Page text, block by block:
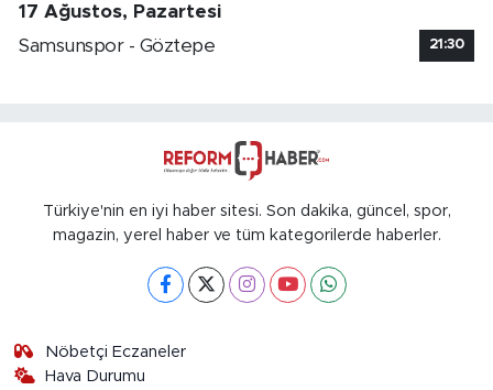
17 Ağustos, Pazartesi
Samsunspor - Göztepe
21:30
Türkiye'nin en iyi haber sitesi. Son dakika, güncel, spor,
magazin, yerel haber ve tüm kategorilerde haberler.
Nöbetçi Eczaneler
Hava Durumu